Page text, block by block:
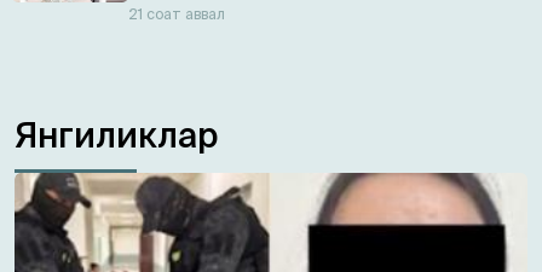
21 соат аввал
Янгиликлар